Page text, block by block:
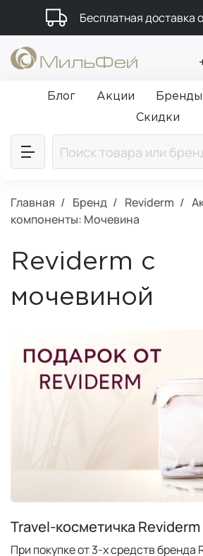
Бесплатная доставка
Подарки в каждый заказ
Промокод
Блог Акции Бренды
Скидки
Главная Бренд Reviderm
компоненты: Мочевина
Reviderm с
мочевиной
Travel-косметичка
При покупке от 3-х средств бренда